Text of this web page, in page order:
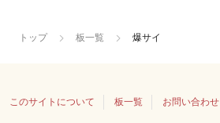
トップ 板一覧 爆サイ
このサイトについて 板一覧 お問い合わせ